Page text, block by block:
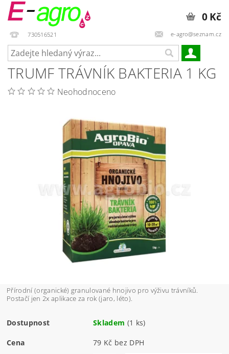
730516521 e-agro@seznam.cz
0 Kč
TRUMF TRÁVNÍK BAKTERIA 1 KG
Neohodnoceno
Přírodní (organické) granulované hnojivo pro výživu trávníků.
Postačí jen 2x aplikace za rok (jaro, léto).
Dostupnost Skladem (1 ks)
Cena 79 Kč bez DPH